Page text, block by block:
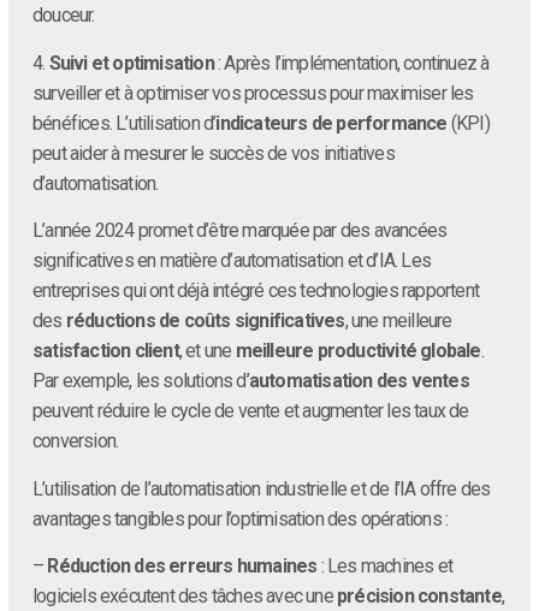
douceur.
4. Suivi et optimisation: Après l’implémentation, continuez à
surveiller et à optimiser vos processus pour maximiser les
bénéfices. L’utilisation d’indicateurs de performance (KPI)
peut aider à mesurer le succès de vos initiatives
d’automatisation.
L’année 2024 promet d’être marquée par des avancées
significatives en matière d’automatisation et d’IA. Les
entreprises qui ont déjà intégré ces technologies rapportent
des réductions de coûts significatives, une meilleure
satisfaction client, et une meilleure productivité globale.
Par exemple, les solutions d’automatisation des ventes
peuvent réduire le cycle de vente et augmenter les taux de
conversion.
L’utilisation de l’automatisation industrielle et de l’IA offre des
avantages tangibles pour l’optimisation des opérations :
– Réduction des erreurs humaines : Les machines et
logiciels exécutent des tâches avec une précision constante,